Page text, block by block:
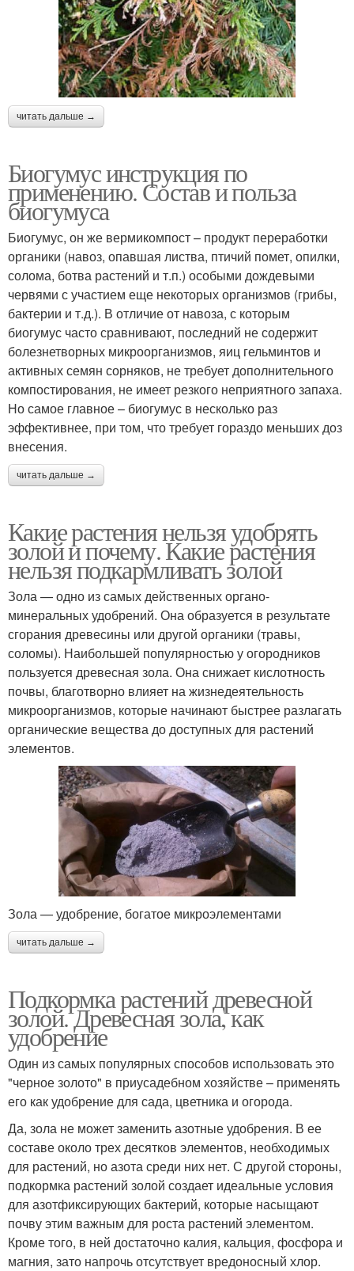
читать дальше →
Биогумус инструкция по
применению. Состав и польза
биогумуса
Биогумус, он же вермикомпост – продукт переработки
органики (навоз, опавшая листва, птичий помет, опилки,
солома, ботва растений и т.п.) особыми дождевыми
червями с участием еще некоторых организмов (грибы,
бактерии и т.д.). В отличие от навоза, с которым
биогумус часто сравнивают, последний не содержит
болезнетворных микроорганизмов, яиц гельминтов и
активных семян сорняков, не требует дополнительного
компостирования, не имеет резкого неприятного запаха.
Но самое главное – биогумус в несколько раз
эффективнее, при том, что требует гораздо меньших доз
внесения.
читать дальше →
Какие растения нельзя удобрять
золой и почему. Какие растения
нельзя подкармливать золой
Зола — одно из самых действенных органо-
минеральных удобрений. Она образуется в результате
сгорания древесины или другой органики (травы,
соломы). Наибольшей популярностью у огородников
пользуется древесная зола. Она снижает кислотность
почвы, благотворно влияет на жизнедеятельность
микроорганизмов, которые начинают быстрее разлагать
органические вещества до доступных для растений
элементов.
Зола — удобрение, богатое микроэлементами
читать дальше →
Подкормка растений древесной
золой. Древесная зола, как
удобрение
Один из самых популярных способов использовать это
"черное золото" в приусадебном хозяйстве – применять
его как удобрение для сада, цветника и огорода.
Да, зола не может заменить азотные удобрения. В ее
составе около трех десятков элементов, необходимых
для растений, но азота среди них нет. С другой стороны,
подкормка растений золой создает идеальные условия
для азотфиксирующих бактерий, которые насыщают
почву этим важным для роста растений элементом.
Кроме того, в ней достаточно калия, кальция, фосфора и
магния, зато напрочь отсутствует вредоносный хлор.